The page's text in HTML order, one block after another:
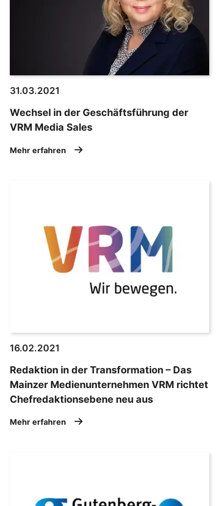
31.03.2021
Wechsel in der Geschäftsführung der
VRM Media Sales
Mehr erfahren
16.02.2021
Redaktion in der Transformation – Das
Mainzer Medienunternehmen VRM richtet
Chefredaktionsebene neu aus
Mehr erfahren